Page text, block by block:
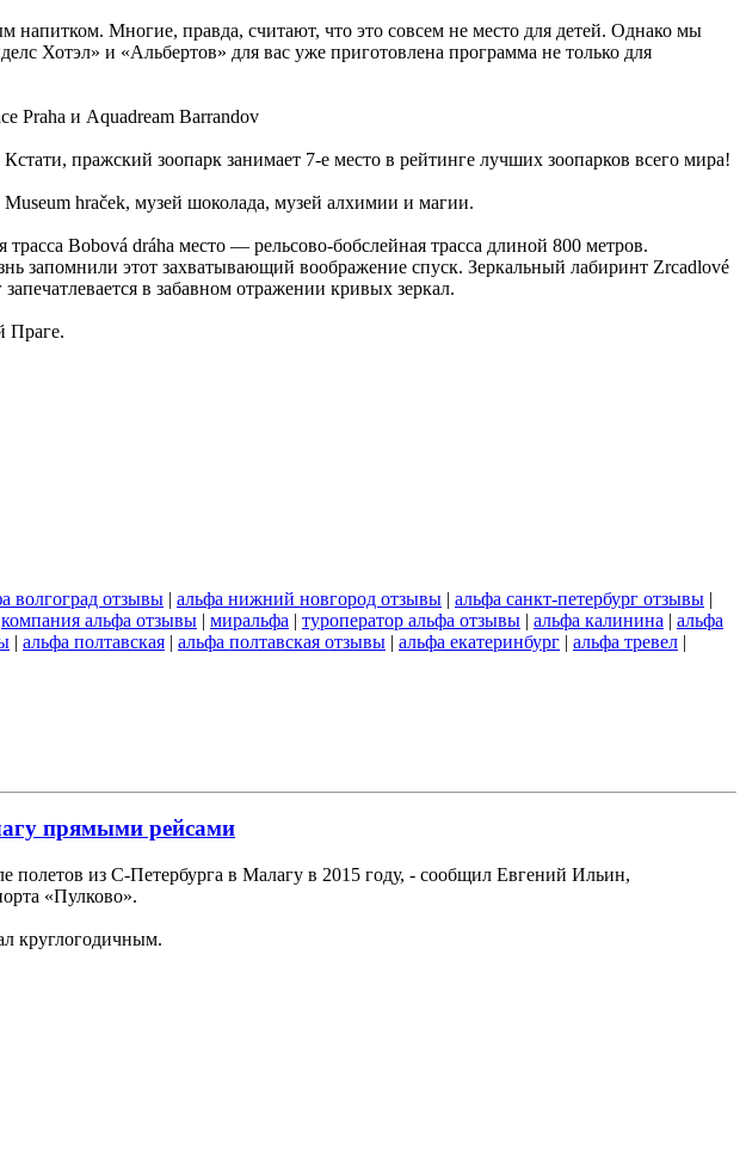
напитком. Многие, правда, считают, что это совсем не место для детей. Однако мы
Хотэл» и «Альбертов» для вас уже приготовлена программа не только для
Praha и Aquadream Barrandov
пражский зоопарк занимает 7-е место в рейтинге лучших зоопарков всего мира!
hraček, музей шоколада, музей алхимии и магии.
Bobová dráha место — рельсово-бобслейная трасса длиной 800 метров.
запомнили этот захватывающий воображение спуск. Зеркальный лабиринт Zrcadlové
в забавном отражении кривых зеркал.
Праге.
волгоград отзывы | альфа нижний новгород отзывы | альфа санкт-петербург отзывы |
компания альфа отзывы | миральфа | туроператор альфа отзывы | альфа калинина | альфа
| альфа полтавская | альфа полтавская отзывы | альфа екатеринбург | альфа тревел |
прямыми рейсами
полетов из С-Петербурга в Малагу в 2015 году, - сообщил Евгений Ильин,
«Пулково».
круглогодичным.